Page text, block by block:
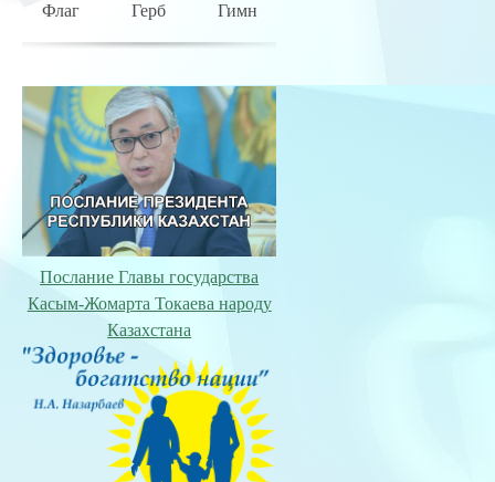
Флаг Герб Гимн
Послание Главы государства
Касым-Жомарта Токаева народу
Казахстана